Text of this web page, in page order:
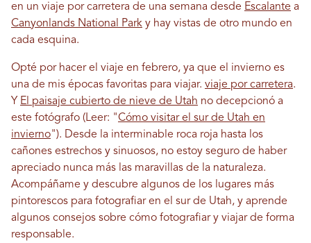
en un viaje por carretera de una semana desde Escalante a
Canyonlands National Park y hay vistas de otro mundo en
cada esquina.
Opté por hacer el viaje en febrero, ya que el invierno es
una de mis épocas favoritas para viajar. viaje por carretera.
Y El paisaje cubierto de nieve de Utah no decepcionó a
este fotógrafo (Leer: "Cómo visitar el sur de Utah en
invierno"). Desde la interminable roca roja hasta los
cañones estrechos y sinuosos, no estoy seguro de haber
apreciado nunca más las maravillas de la naturaleza.
Acompáñame y descubre algunos de los lugares más
pintorescos para fotografiar en el sur de Utah, y aprende
algunos consejos sobre cómo fotografiar y viajar de forma
responsable.